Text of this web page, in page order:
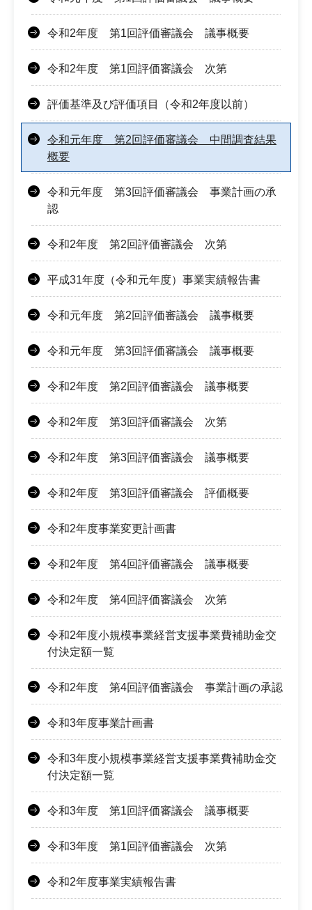
令和2年度 第1回評価審議会 議事概要
令和2年度 第1回評価審議会 次第
評価基準及び評価項目（令和2年度以前）
令和元年度 第2回評価審議会 中間調査結果
概要
令和元年度 第3回評価審議会 事業計画の承
認
令和2年度 第2回評価審議会 次第
平成31年度（令和元年度）事業実績報告書
令和元年度 第2回評価審議会 議事概要
令和元年度 第3回評価審議会 議事概要
令和2年度 第2回評価審議会 議事概要
令和2年度 第3回評価審議会 次第
令和2年度 第3回評価審議会 議事概要
令和2年度 第3回評価審議会 評価概要
令和2年度事業変更計画書
令和2年度 第4回評価審議会 議事概要
令和2年度 第4回評価審議会 次第
令和2年度小規模事業経営支援事業費補助金交
付決定額一覧
令和2年度 第4回評価審議会 事業計画の承認
令和3年度事業計画書
令和3年度小規模事業経営支援事業費補助金交
付決定額一覧
令和3年度 第1回評価審議会 議事概要
令和3年度 第1回評価審議会 次第
令和2年度事業実績報告書